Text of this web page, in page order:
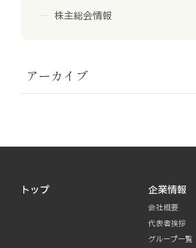
株主総会情報
アーカイブ
トップ 企業情報
会社概要
代表者挨拶
グループ一覧